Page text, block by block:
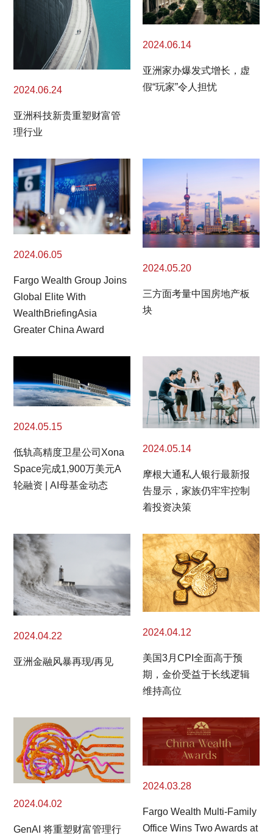
2024.06.24
亚洲科技新贵重塑财富管
理行业
2024.06.14
亚洲家办爆发式增长，虚
假“玩家”令人担忧
2024.06.05
Fargo Wealth Group Joins
Global Elite With
WealthBriefingAsia
Greater China Award
2024.05.20
三方面考量中国房地产板
块
2024.05.15
低轨高精度卫星公司Xona
Space完成1,900万美元A
轮融资 | AI母基金动态
2024.05.14
摩根大通私人银行最新报
告显示，家族仍牢牢控制
着投资决策
2024.04.22
亚洲金融风暴再现/再见
2024.04.12
美国3月CPI全面高于预
期，金价受益于长线逻辑
维持高位
2024.04.02
GenAI 将重塑财富管理行
2024.03.28
Fargo Wealth Multi-Family
Office Wins Two Awards at